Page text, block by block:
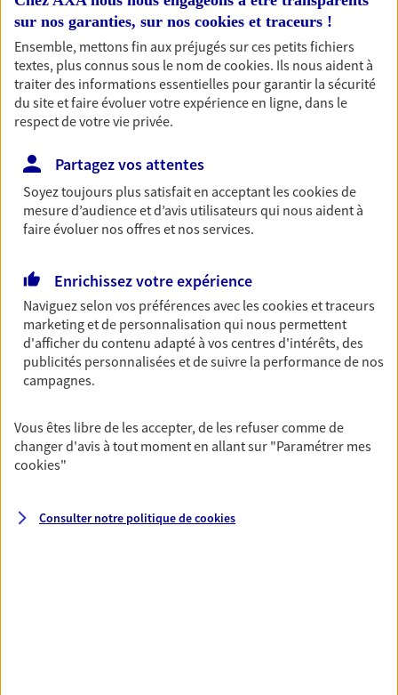
Nos offres phares
Épargne
Réalisez vos projets grâce à votre épargne : achat
immobilier, études des enfants ou voyage autour
du monde… Épargnez à votre rythme et
simplement, selon votre profil.
Découvrir les offres Épargne
Retraite
Préparez sereinement ce nouveau chapitre de
votre vie avec les conseils d'un expert. Découvrez
notre solution PER (Plan Epargne Retraite)
spécialement conçue pour la retraite.
Prévoyance
d'accident ou de maladie en optant pour les
sur nos garanties, sur nos cookies et traceurs !
Ensemble, mettons fin aux préjugés sur ces petits fichiers
textes, plus connus sous le nom decookies. Ils nous aident à
traiter des informations essentielles pour garantir la sécurité
du site et faire évoluer votre expérience en ligne, dans le
respect de votre vie privée.
Partagez vos attentes
Soyez toujours plus satisfait en acceptant lescookiesde
mesure d’audience et d’avis utilisateurs qui nous aident à
faire évoluer nos offres et nos services.
Enrichissez votre expérience
Naviguez selon vos préférences avec lescookies et traceurs
marketing et de personnalisation qui nous permettent
d'afficher du contenu adapté à vos centres d'intérêts, des
publicités personnalisées et de suivre la performance de nos
campagnes.
Vous êtes libre de les accepter, de les refuser comme de
changer d'avis à tout moment en allant sur "Paramétrer mes
cookies"
Consulter notre politique decookies